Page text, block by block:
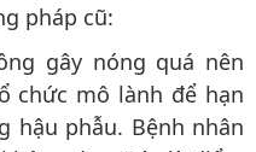
pháp cũ:
gây nóng quá nên
chức mô lành để hạn
hậu phẫu. Bệnh nhân